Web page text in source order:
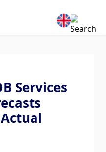
Services